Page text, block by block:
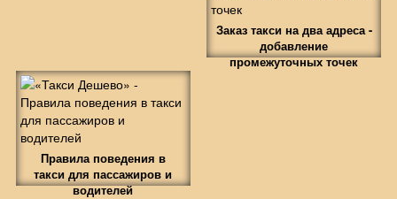
Заказ такси на два адреса -
добавление
промежуточных точек
Правила поведения в
такси для пассажиров и
водителей